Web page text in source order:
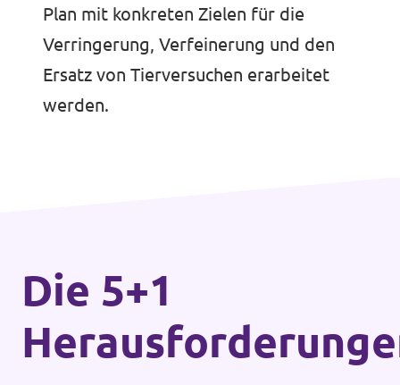
Plan mit konkreten Zielen für die
Verringerung, Verfeinerung und den
Ersatz von Tierversuchen erarbeitet
werden.
Die 5+1